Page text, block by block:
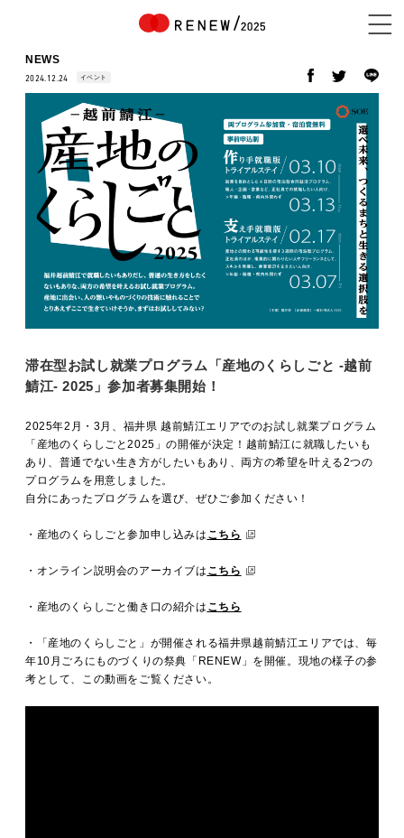
NEWS
ABOUT
CONTENTS
ACCESS / STAY
CONTACT
NEWS
2024.12.24 イベント
滞在型お試し就業プログラム「産地のくらしごと -越前
鯖江- 2025」参加者募集開始！
2025年2月・3月、福井県 越前鯖江エリアでのお試し就業プログラム
「産地のくらしごと2025」の開催が決定！越前鯖江に就職したいも
あり、普通でない生き方がしたいもあり、両方の希望を叶える2つの
プログラムを用意しました。
自分にあったプログラムを選び、ぜひご参加ください！
・産地のくらしごと参加申し込みは こちら
・オンライン説明会のアーカイブは こちら
・産地のくらしごと働き口の紹介は こちら
・「産地のくらしごと」が開催される福井県越前鯖江エリアでは、毎
年10月ごろにものづくりの祭典「RENEW」を開催。現地の様子の参
考として、この動画をご覧ください。